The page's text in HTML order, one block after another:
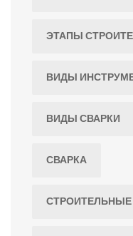
ЭТАПЫ
ВИДЫ
ВИДЫ СВАРКИ
СВАРКА